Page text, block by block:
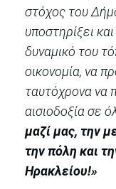
στόχος του
υποστηρίξει
δυναμικό του
οικονομία, να
ταυτόχρονα να
αισιοδοξία σε
μαζί μας, την
την πόλη και
Ηρακλείου!»